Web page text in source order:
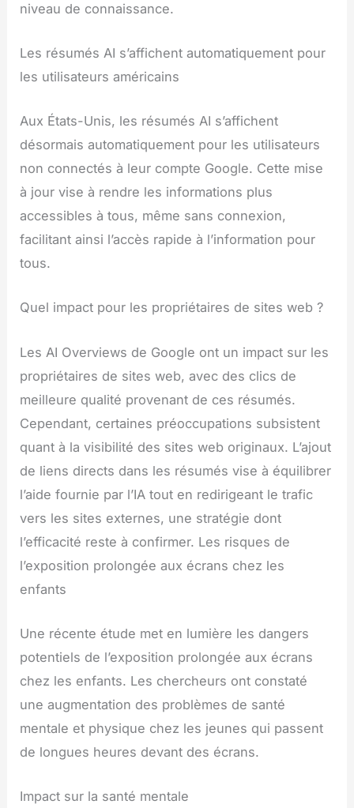
niveau de connaissance.
Les résumés AI s’affichent automatiquement pour
les utilisateurs américains
Aux États-Unis, les résumés AI s’affichent
désormais automatiquement pour les utilisateurs
non connectés à leur compte Google. Cette mise
à jour vise à rendre les informations plus
accessibles à tous, même sans connexion,
facilitant ainsi l’accès rapide à l’information pour
tous.
Quel impact pour les propriétaires de sites web ?
Les AI Overviews de Google ont un impact sur les
propriétaires de sites web, avec des clics de
meilleure qualité provenant de ces résumés.
Cependant, certaines préoccupations subsistent
quant à la visibilité des sites web originaux. L’ajout
de liens directs dans les résumés vise à équilibrer
l’aide fournie par l’IA tout en redirigeant le trafic
vers les sites externes, une stratégie dont
l’efficacité reste à confirmer. Les risques de
l’exposition prolongée aux écrans chez les
enfants
Une récente étude met en lumière les dangers
potentiels de l’exposition prolongée aux écrans
chez les enfants. Les chercheurs ont constaté
une augmentation des problèmes de santé
mentale et physique chez les jeunes qui passent
de longues heures devant des écrans.
Impact sur la santé mentale